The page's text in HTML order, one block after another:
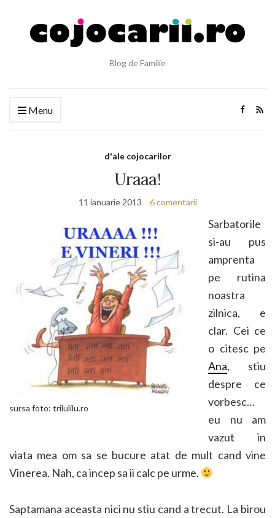
Blog de Familie
Menu
d'ale cojocarilor
Uraaa!
11 ianuarie 2013 6 comentarii
sursa foto: trilulilu.ro
Sarbatorile
si-au pus
amprenta
pe rutina
noastra
zilnica, e
clar. Cei ce
o citesc pe
Ana, stiu
despre ce
vorbesc…
eu nu am
vazut in
viata mea om sa se bucure atat de mult cand vine
Vinerea. Nah, ca incep sa ii calc pe urme.
Saptamana aceasta nici nu stiu cand a trecut. La birou